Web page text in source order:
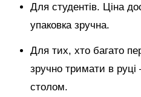
Для студентів. Ціна
упаковка зручна.
Для тих, хто багато
зручно тримати в
столом.